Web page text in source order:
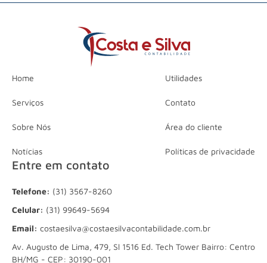
Home
Serviços
Sobre Nós
Notícias
Utilidades
Contato
Área do cliente
Políticas de privacidade
Entre em contato
Telefone: (31) 3567-8260
Celular: (31) 99649-5694
Email: costaesilva@costaesilvacontabilidade.com.br
Av. Augusto de Lima, 479, Sl 1516 Ed. Tech Tower Bairro: Centro
BH/MG - CEP: 30190-001